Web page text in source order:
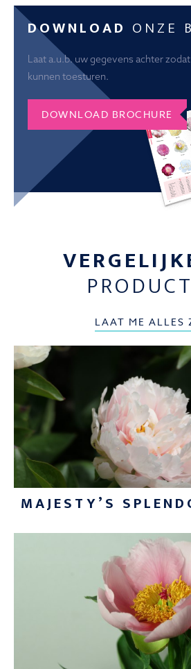
DOWNLOAD ONZE
Laat a.u.b. uw gegevens achter
kunnen toesturen.
DOWNLOAD BROCHURE
LAAT ME ALLES
MAJESTY’S